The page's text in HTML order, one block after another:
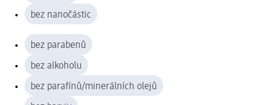
bez nanočástic
bez parabenů
bez alkoholu
bez parafínů/minerálních olejů